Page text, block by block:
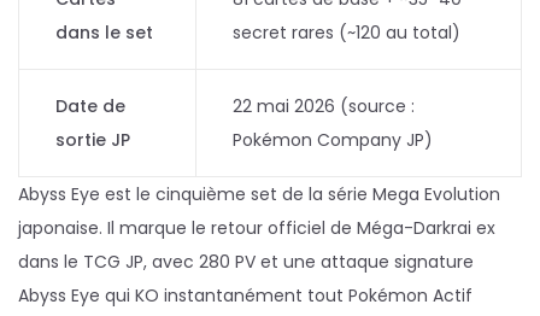
dans le set
secret rares (~120 au total)
Date de
sortie JP
22 mai 2026 (source :
Pokémon Company JP)
Abyss Eye est le cinquième set de la série Mega Evolution
japonaise. Il marque le retour officiel de Méga-Darkrai ex
dans le TCG JP, avec 280 PV et une attaque signature
Abyss Eye qui KO instantanément tout Pokémon Actif